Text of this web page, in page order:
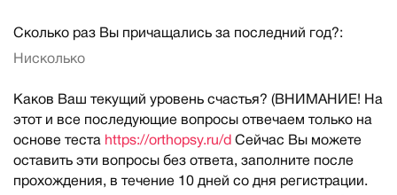
Сколько раз Вы причащались за последний год?:
Нисколько
Каков Ваш текущий уровень счастья? (ВНИМАНИЕ! На
этот и все последующие вопросы отвечаем только на
основе теста https://orthopsy.ru/d Сейчас Вы можете
оставить эти вопросы без ответа, заполните после
прохождения, в течение 10 дней со дня регистрации.